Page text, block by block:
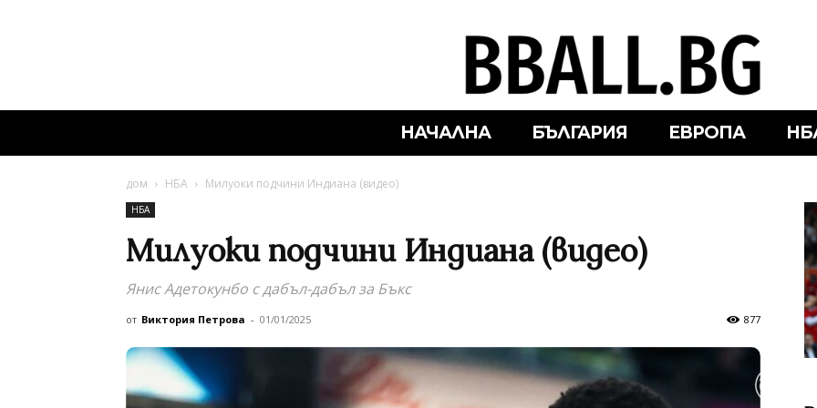
НАЧАЛНА БЪЛГАРИЯ ЕВРОПА
дом НБА Милуоки подчини Индиана (видео)
НБА
Милуоки подчини Индиана (видео)
Янис Адетокунбо с дабъл-дабъл за Бъкс
от Виктория Петрова - 01/01/2025 877